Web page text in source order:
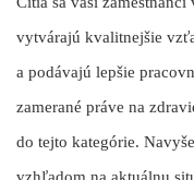
vytvárajú kvalitnejšie
a podávajú lepšie
zamerané práve na
do tejto kategórie.